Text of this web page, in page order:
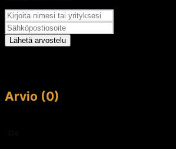
Lähetä arvostelu
Arvio (0)